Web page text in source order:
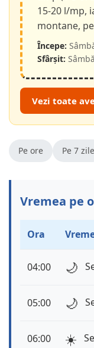
15-20 l/mp,
montane,
Începe:
Sfârșit:
Vezi toate
Pe ore Pe 7 zile
Vremea pe
Ora
04:00 🌙
05:00 🌙
06:00 ☀️